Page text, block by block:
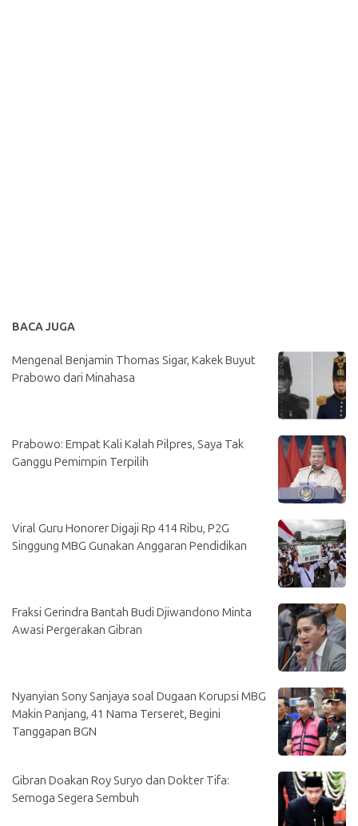
BACA JUGA
Mengenal Benjamin Thomas Sigar, Kakek Buyut
Prabowo dari Minahasa
Prabowo: Empat Kali Kalah Pilpres, Saya Tak
Ganggu Pemimpin Terpilih
Viral Guru Honorer Digaji Rp 414 Ribu, P2G
Singgung MBG Gunakan Anggaran Pendidikan
Fraksi Gerindra Bantah Budi Djiwandono Minta
Awasi Pergerakan Gibran
Nyanyian Sony Sanjaya soal Dugaan Korupsi MBG
Makin Panjang, 41 Nama Terseret, Begini
Tanggapan BGN
Gibran Doakan Roy Suryo dan Dokter Tifa:
Semoga Segera Sembuh